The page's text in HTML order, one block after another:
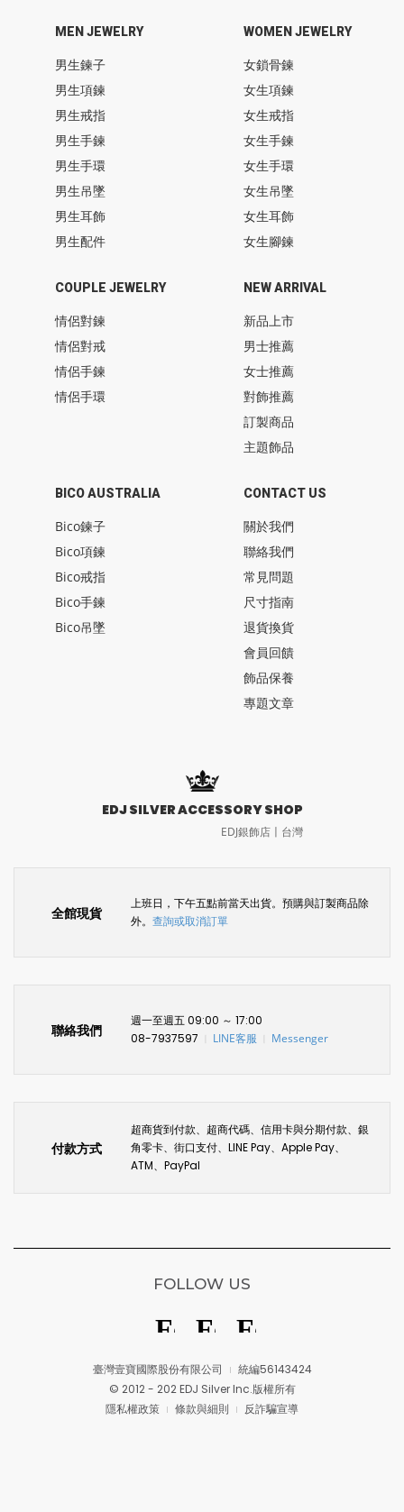
MEN JEWELRY
男生鍊子
男生項鍊
男生戒指
男生手鍊
男生手環
男生吊墜
男生耳飾
男生配件
WOMEN JEWELRY
女鎖骨鍊
女生項鍊
女生戒指
女生手鍊
女生手環
女生吊墜
女生耳飾
女生腳鍊
COUPLE JEWELRY
情侶對鍊
情侶對戒
情侶手鍊
情侶手環
BICO AUSTRALIA
Bico鍊子
Bico項鍊
Bico戒指
Bico手鍊
Bico吊墜
NEW ARRIVAL
新品上市
男士推薦
女士推薦
對飾推薦
訂製商品
主題飾品
CONTACT US
關於我們
聯絡我們
常見問題
尺寸指南
退貨換貨
會員回饋
飾品保養
專題文章
EDJ SILVER ACCESSORY SHOP
EDJ銀飾店〡台灣
全館現貨
上班日，下午五點前當天出貨。預購與訂製商品除
外。 查詢或取消訂單
聯絡我們
週一至週五 09:00 ～ 17:00
08-7937597
LINE客服 Messenger
付款方式
超商貨到付款、超商代碼、信用卡與分期付款、銀
角零卡、街口支付、LINE Pay、Apple Pay、
ATM、PayPal
臺灣壹寶國際股份有限公司
統編56143424
© 2012 - 202 EDJ Silver Inc.版權所有
隱私權政策
條款與細則 反詐騙宣導
FOLLOW US